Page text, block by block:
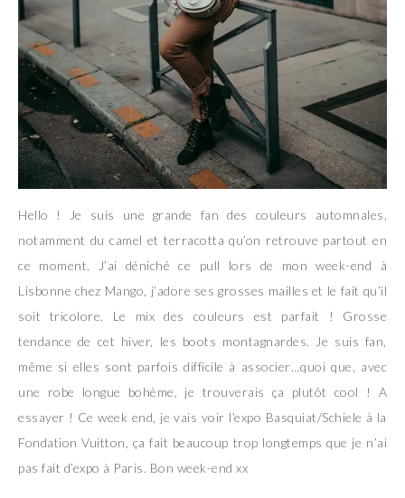
Hello ! Je suis une grande fan des couleurs automnales,
notamment du camel et terracotta qu’on retrouve partout en
ce moment. J’ai déniché ce pull lors de mon week-end à
Lisbonne chez Mango, j’adore ses grosses mailles et le fait qu’il
soit tricolore. Le mix des couleurs est parfait ! Grosse
tendance de cet hiver, les boots montagnardes. Je suis fan,
même si elles sont parfois difficile à associer…quoi que, avec
une robe longue bohème, je trouverais ça plutôt cool ! A
essayer ! Ce week end, je vais voir l’expo Basquiat/Schiele à la
Fondation Vuitton, ça fait beaucoup trop longtemps que je n’ai
pas fait d’expo à Paris. Bon week-end xx